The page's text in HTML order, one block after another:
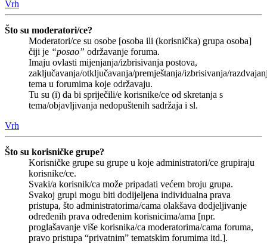
Vrh
Što su moderatori/ce?
Moderatori/ce su osobe [osoba ili (korisnička) grupa osoba]
čiji je “posao” održavanje foruma.
Imaju ovlasti mijenjanja/izbrisivanja postova,
zaključavanja/otključavanja/premještanja/izbrisivanja/
tema u forumima koje održavaju.
Tu su (i) da bi spriječili/e korisnike/ce od skretanja s
tema/objavljivanja nedopuštenih sadržaja i sl.
Vrh
Što su korisničke grupe?
Korisničke grupe su grupe u koje administratori/ce grupiraju
korisnike/ce.
Svaki/a korisnik/ca može pripadati većem broju grupa.
Svakoj grupi mogu biti dodijeljena individualna prava
pristupa, što administratorima/cama olakšava dodjeljivanje
određenih prava određenim korisnicima/ama [npr.
proglašavanje više korisnika/ca moderatorima/cama foruma,
pravo pristupa “privatnim” tematskim forumima itd.].